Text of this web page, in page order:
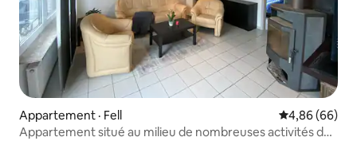
Appartement · Fell Note
4,86 (66)
Appartement situé au milieu de nombreuses activités de